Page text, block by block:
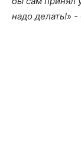
надо делать!» -